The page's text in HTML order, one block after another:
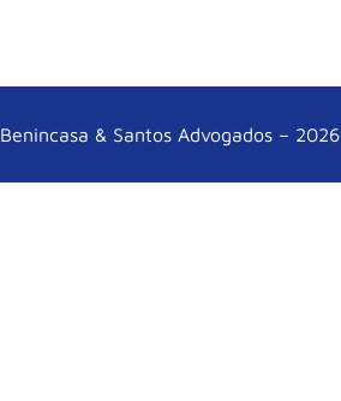
Benincasa & Santos Advogados – 2026